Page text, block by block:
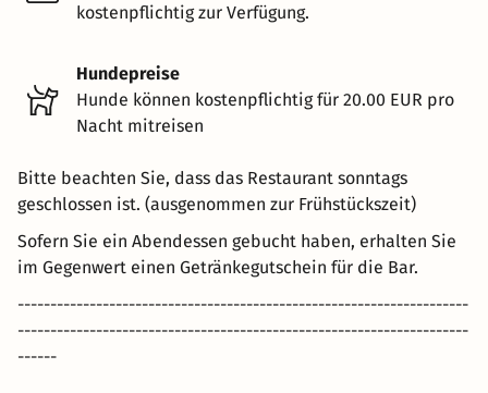
kostenpflichtig zur Verfügung.
Hundepreise
Hunde können kostenpflichtig für 20.00 EUR pro
Nacht mitreisen
Bitte beachten Sie, dass das Restaurant sonntags
geschlossen ist. (ausgenommen zur Frühstückszeit)
Sofern Sie ein Abendessen gebucht haben, erhalten Sie
im Gegenwert einen Getränkegutschein für die Bar.
---------------------------------------------------------------------
---------------------------------------------------------------------
------